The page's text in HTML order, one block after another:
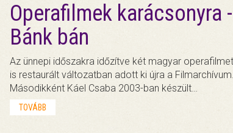
Operafilmek karácsonyra -
Bánk bán
Az ünnepi időszakra időzítve két magyar operafilmet
is restaurált változatban adott ki újra a Filmarchívum.
Másodikként Káel Csaba 2003-ban készült…
TOVÁBB